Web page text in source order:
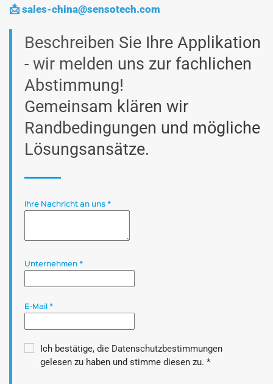
📩 sales-china@sensotech.com
Beschreiben Sie Ihre Applikation
- wir melden uns zur fachlichen
Abstimmung!
Gemeinsam klären wir
Randbedingungen und mögliche
Lösungsansätze.
Ihre Nachricht an uns *
Unternehmen *
E-Mail *
Ich bestätige, die Datenschutzbestimmungen
gelesen zu haben und stimme diesen zu. *